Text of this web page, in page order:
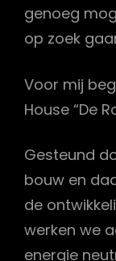
genoeg
op zoek
Voor mij
House “De
Gesteund
bouw en
de
werken we
energie